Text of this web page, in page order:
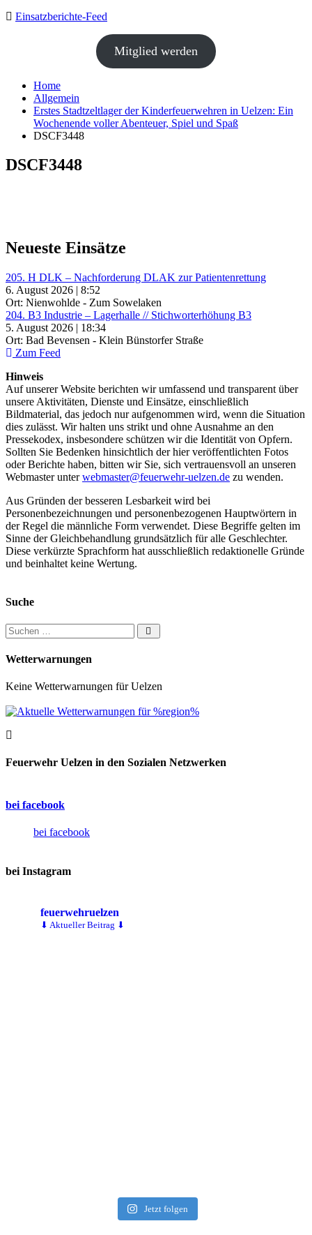
Einsatzberichte-Feed
Mitglied werden
Home
Allgemein
Erstes Stadtzeltlager der Kinderfeuerwehren in Uelzen: Ein
Wochenende voller Abenteuer, Spiel und Spaß
DSCF3448
DSCF3448
Neueste Einsätze
205. H DLK – Nachforderung DLAK zur Patientenrettung
6. August 2026 | 8:52
Ort: Nienwohlde - Zum Sowelaken
204. B3 Industrie – Lagerhalle // Stichworterhöhung B3
5. August 2026 | 18:34
Ort: Bad Bevensen - Klein Bünstorfer Straße
Zum Feed
Hinweis
Auf unserer Website berichten wir umfassend und transparent über
unsere Aktivitäten, Dienste und Einsätze, einschließlich
Bildmaterial, das jedoch nur aufgenommen wird, wenn die Situation
dies zulässt. Wir halten uns strikt und ohne Ausnahme an den
Pressekodex, insbesondere schützen wir die Identität von Opfern.
Sollten Sie Bedenken hinsichtlich der hier veröffentlichten Fotos
oder Berichte haben, bitten wir Sie, sich vertrauensvoll an unseren
Webmaster unterwebmaster@feuerwehr-uelzen.de zu wenden.
Aus Gründen der besseren Lesbarkeit wird bei
Personenbezeichnungen und personenbezogenen Hauptwörtern in
der Regel die männliche Form verwendet. Diese Begriffe gelten im
Sinne der Gleichbehandlung grundsätzlich für alle Geschlechter.
Diese verkürzte Sprachform hat ausschließlich redaktionelle Gründe
und beinhaltet keine Wertung.
Suche
Suchen nach:
Wetterwarnungen
Keine Wetterwarnungen für Uelzen
Feuerwehr Uelzen in den Sozialen Netzwerken
bei facebook
bei facebook
bei Instagram
feuerwehruelzen
⬇ Aktueller Beitrag ⬇
Jetzt folgen